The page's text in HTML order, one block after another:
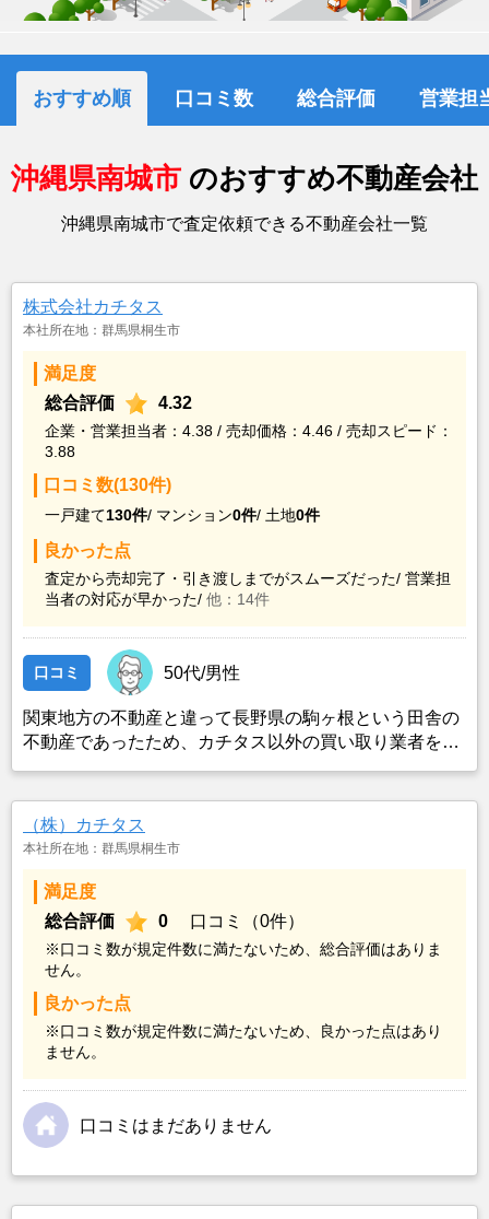
おすすめ順 口コミ数 総合評価 営業担
沖縄県南城市 のおすすめ不動産会社
沖縄県南城市で査定依頼できる不動産会社一覧
株式会社カチタス
本社所在地：群馬県桐生市
満足度
総合評価
4.32
企業・営業担当者：4.38 / 売却価格：4.46 / 売却スピード：
3.88
口コミ数(130件)
一戸建て130件/ マンション0件/ 土地0件
良かった点
査定から売却完了・引き渡しまでがスムーズだった/ 営業担
当者の対応が早かった/ 他：14件
口コミ 50代/男性
関東地方の不動産と違って長野県の駒ヶ根という田舎の
不動産であったため、カチタス以外の買い取り業者をみ
も空き家の状態で不動産を残しておけないと考えて売却
を決めた。
（株）カチタス
本社所在地：群馬県桐生市
満足度
総合評価
0 口コミ（0件）
※口コミ数が規定件数に満たないため、総合評価はありま
せん。
良かった点
※口コミ数が規定件数に満たないため、良かった点はあり
ません。
口コミはまだありません